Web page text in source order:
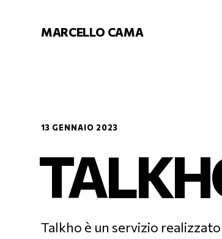
MARCELLO CAMA
13 GENNAIO 2023
Talkho è un servizio